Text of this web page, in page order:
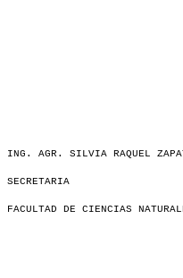
ING. AGR. SILVIA RAQUEL
SECRETARIA
FACULTAD DE CIENCIAS